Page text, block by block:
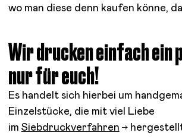
wo man diese denn kaufen könne,
Wir drucken einfach ein
nur für euch!
Es handelt sich hierbei um
Einzelstücke, die mit viel Liebe
im Siebdruckverfahren